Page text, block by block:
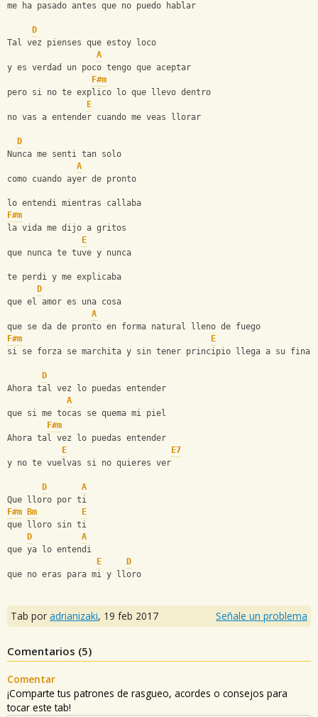
me ha pasado antes que no puedo hablar
D
Tal vez pienses que estoy loco
A
y es verdad un poco tengo que aceptar
F#m
pero si no te explico lo que llevo dentro
E
no vas a entender cuando me veas llorar
D
Nunca me senti tan solo
A
como cuando ayer de pronto
lo entendi mientras callaba
F#m
la vida me dijo a gritos
E
que nunca te tuve y nunca
te perdi y me explicaba
D
que el amor es una cosa
A
que se da de pronto en forma natural lleno de fuego
F#m
E
si se forza se marchita y sin tener principio llega a su final
D
Ahora tal vez lo puedas entender
A
que si me tocas se quema mi piel
F#m
Ahora tal vez lo puedas entender
E
E7
y no te vuelvas si no quieres ver
D
A
Que lloro por ti
F#m
Bm
E
que lloro sin ti
D
A
que ya lo entendi
E
D
que no eras para mi y lloro
Tab por adrianizaki, 19 feb 2017 Señale un problema
Comentarios (5)
Comentar
¡Comparte tus patrones de rasgueo, acordes o consejos para
tocar este tab!